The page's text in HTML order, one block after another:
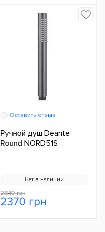
Оставить отзыв
Ручной душ Deante
Round NORD51S
Нет в наличии
2840 грн
2370 грн